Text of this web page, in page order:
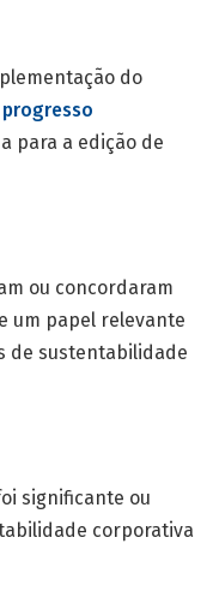
do
para a edição de
ou concordaram
um papel relevante
de sustentabilidade
significante ou
corporativa